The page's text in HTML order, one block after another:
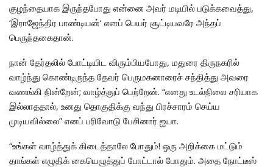
குழந்தையாக இருந்தபோது என்னை அவர் மடியில் படுக்கவைத்து,
‘இராஜேந்திர பாண்டியன்‘ எனப் பெயர் சூட்டியவரே அந்தப்
பெருந்தகைதான்.
நான் தேர்தலில் போட்டியிட விரும்பியபோது, மதுரை திருநகரில்
வாழ்ந்து கொண்டிருந்த தேவர் பெருமகனாரைச் சந்தித்து அவரை
வணங்கி நின்றேன்; வாழ்த்துப் பெற்றேன். “எனது உடல்நிலை சரியாக
இல்லாததால், உனது தொகுதிக்கு வந்து பிரச்சாரம் செய்ய
முடியவில்லை” எனப் பரிவோடு பேசினார் ஐயா.
“உங்கள் வாழ்த்துக் கிடைத்தாலே போதும்! ஒரு அறிக்கை மட்டும்
தாங்கள் எழுதிக் கையெழுத்துப் போட்டால் போதும். அதை நோட்டீஸ்